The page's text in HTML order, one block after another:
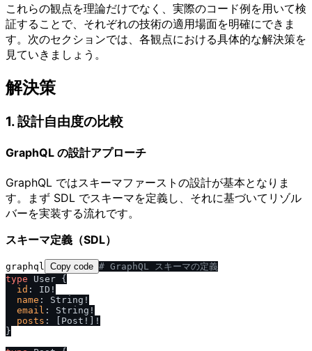
これらの観点を理論だけでなく、実際のコード例を用いて検
証することで、それぞれの技術の適用場面を明確にできま
す。次のセクションでは、各観点における具体的な解決策を
見ていきましょう。
解決策
1. 設計自由度の比較
GraphQL の設計アプローチ
GraphQL ではスキーマファーストの設計が基本となりま
す。まず SDL でスキーマを定義し、それに基づいてリゾル
バーを実装する流れです。
スキーマ定義（SDL）
graphql Copy code # GraphQL スキーマの定義
type User {
id : ID !
name : String !
email : String !
posts : Post !
!
}